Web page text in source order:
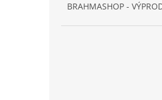
BRAHMASHOP -